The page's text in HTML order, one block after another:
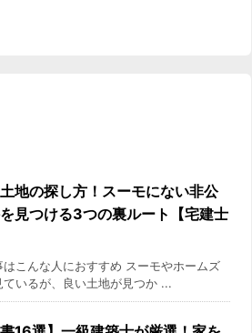
地の探し方！スーモにない非公
見つける3つの裏ルート【宅建士
はこんな人におすすめ スーモやホームズ
ているが、良い土地が見つか ...